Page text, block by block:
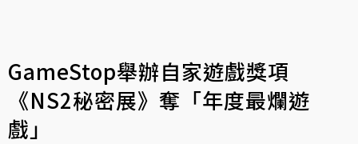
GameStop舉辦自家遊戲獎項
《NS2秘密展》奪「年度最爛遊
戲」